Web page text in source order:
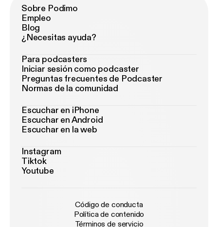
Sobre Podimo
Empleo
Blog
¿Necesitas ayuda?
Para podcasters
Iniciar sesión como podcaster
Preguntas frecuentes de Podcaster
Normas de la comunidad
Escuchar en iPhone
Escuchar en Android
Escuchar en la web
Instagram
Tiktok
Youtube
Código de conducta
Política de contenido
Términos de servicio